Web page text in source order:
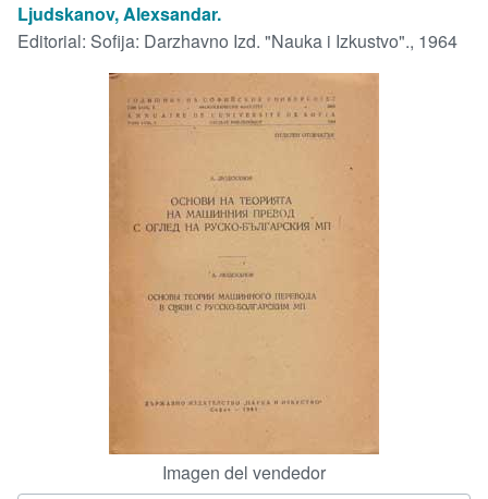
Colecciones
Libros antiguos
Arte y coleccionismo
Ljudskanov, Alexsandar.
Editorial: Sofija: Darzhavno Izd. "Nauka i Izkustvo"., 1964
Imagen del vendedor